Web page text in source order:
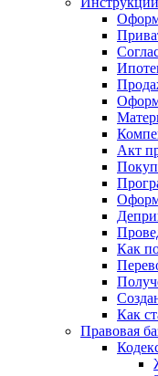
Акт
Как
Как
Правовая